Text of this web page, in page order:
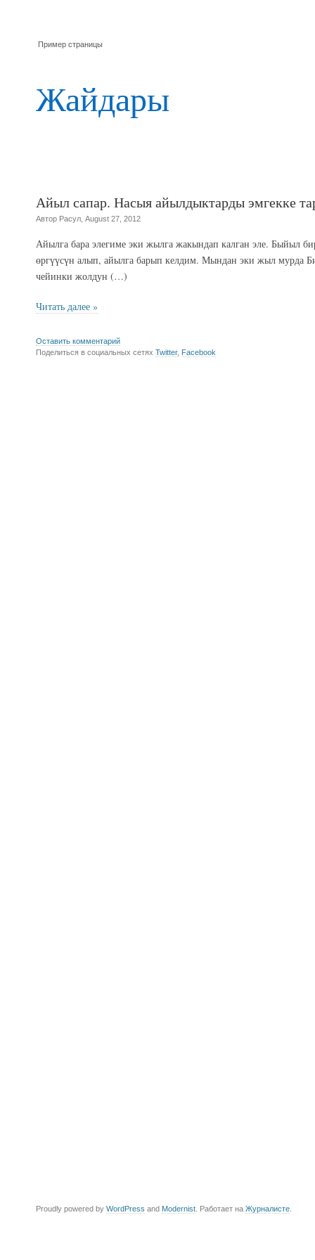
Пример страницы
Жайдары
Айыл сапар. Насыя айылдыктарды эмгекке
Автор Расул, August 27, 2012
Айылга бара элегиме эки жылга жакындап калган эле. Быйыл
өргүүсүн алып, айылга барып келдим. Мындан эки жыл мурда
чейинки жолдун (…)
Читать далее »
Оставить комментарий
Поделиться в социальных сетях Twitter, Facebook
Proudly powered by WordPress and Modernist . Работает на Журналисте